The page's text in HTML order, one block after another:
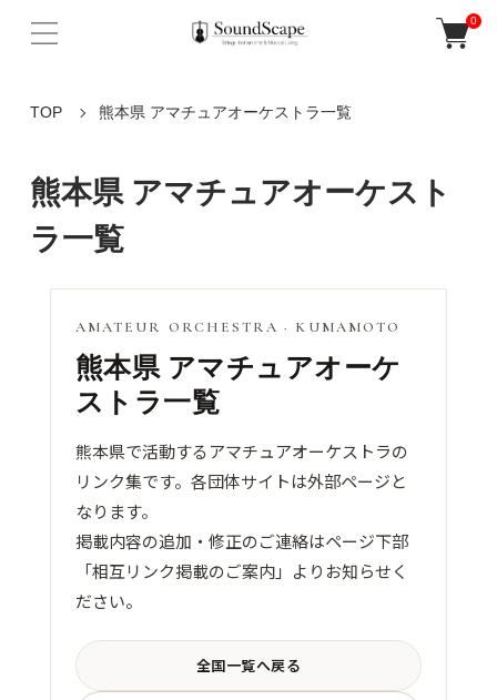
0
TOP 熊本県 アマチュアオーケストラ一覧
熊本県 アマチュアオーケスト
ラ一覧
AMATEUR ORCHESTRA · KUMAMOTO
熊本県 アマチュアオーケ
ストラ一覧
熊本県で活動するアマチュアオーケストラの
リンク集です。各団体サイトは外部ページと
なります。
掲載内容の追加・修正のご連絡はページ下部
「相互リンク掲載のご案内」よりお知らせく
ださい。
全国一覧へ戻る